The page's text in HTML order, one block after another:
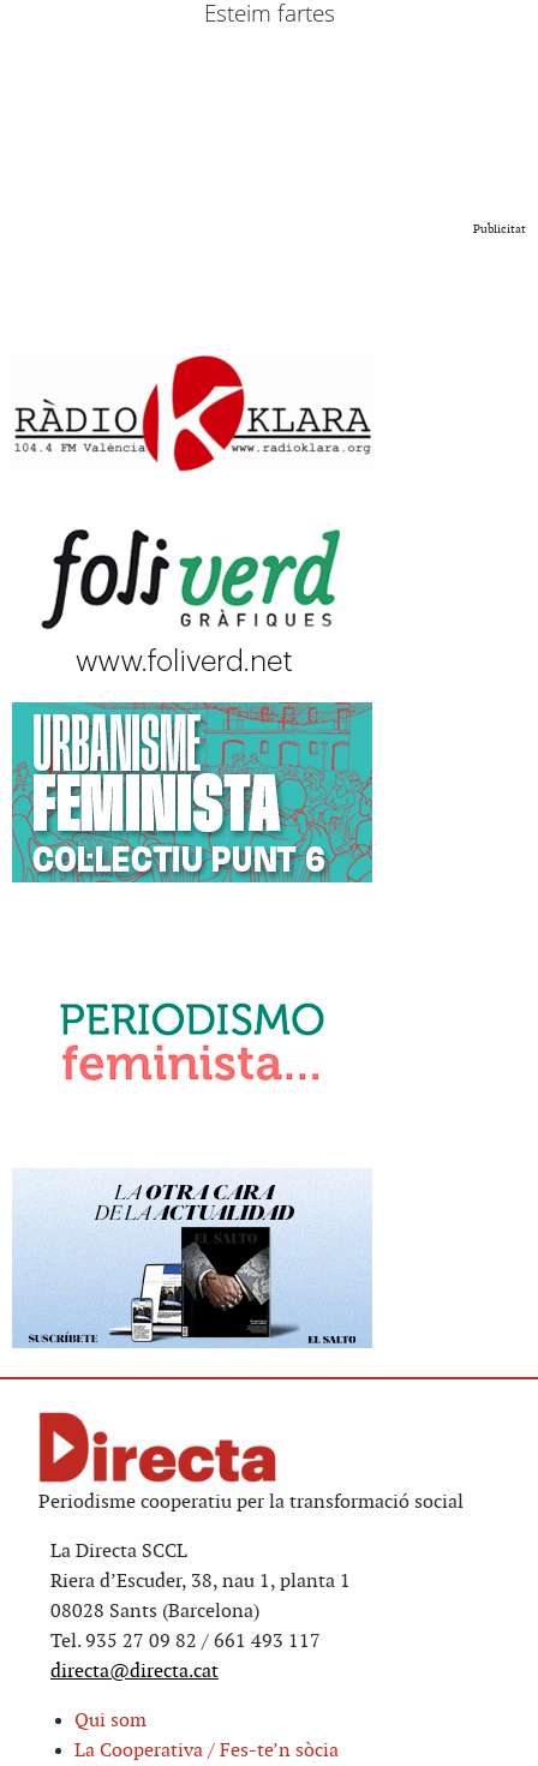
Esteim fartes
Publicitat
Periodisme cooperatiu per la transformació social
La Directa SCCL
Riera d’Escuder, 38, nau 1, planta 1
08028 Sants (Barcelona)
Tel. 935 27 09 82 / 661 493 117
directa@directa.cat
Qui som
La Cooperativa / Fes-te’n sòcia